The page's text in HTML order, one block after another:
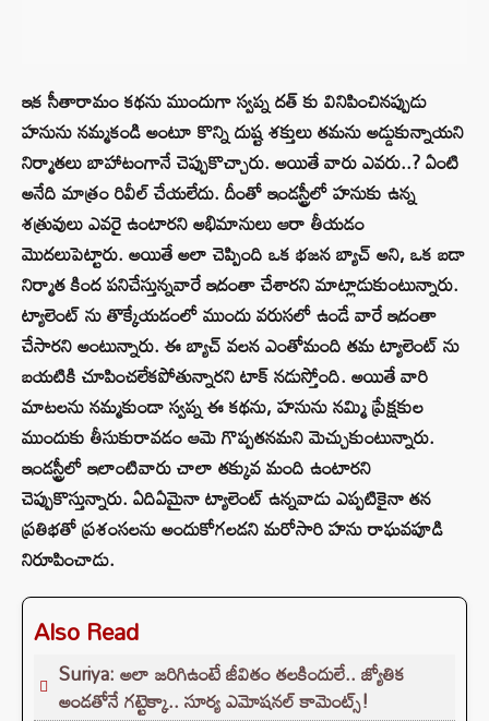
ఇక సీతారామం కథను ముందుగా స్వప్న దత్ కు వినిపించినప్పుడు
హనును నమ్మకండి అంటూ కొన్ని దుష్ట శక్తులు తమను అడ్డుకున్నాయని
నిర్మాతలు బాహాటంగానే చెప్పుకొచ్చారు. అయితే వారు ఎవరు..? ఏంటి
అనేది మాత్రం రివీల్ చేయలేదు. దీంతో ఇండస్ట్రీలో హనుకు ఉన్న
శత్రువులు ఎవరై ఉంటారని అభిమానులు ఆరా తీయడం
మొదలుపెట్టారు. అయితే అలా చెప్పింది ఒక భజన బ్యాచ్ అని, ఒక బడా
నిర్మాత కింద పనిచేస్తున్నవారే ఇదంతా చేశారని మాట్లాడుకుంటున్నారు.
ట్యాలెంట్ ను తొక్కేయడంలో ముందు వరుసలో ఉండే వారే ఇదంతా
చేసారని అంటున్నారు. ఈ బ్యాచ్ వలన ఎంతోమంది తమ ట్యాలెంట్ ను
బయటికి చూపించలేకపోతున్నారని టాక్ నడుస్తోంది. అయితే వారి
మాటలను నమ్మకుండా స్వప్న ఈ కథను, హనును నమ్మి ప్రేక్షకుల
ముందుకు తీసుకురావడం ఆమె గొప్పతనమని మెచ్చుకుంటున్నారు.
ఇండస్ట్రీలో ఇలాంటివారు చాలా తక్కువ మంది ఉంటారని
చెప్పుకొస్తున్నారు. ఏదిఏమైనా ట్యాలెంట్ ఉన్నవాడు ఎప్పటికైనా తన
ప్రతిభతో ప్రశంసలను అందుకోగలడని మరోసారి హను రాఘవపూడి
నిరూపించాడు.
Also Read
Suriya: అలా జరిగిఉంటే జీవితం తలకిందులే.. జ్యోతిక
అండతోనే గట్టెక్కా.. సూర్య ఎమోషనల్ కామెంట్స్!